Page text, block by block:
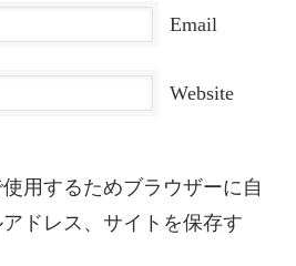
Email
Website
用するためブラウザーに自
ドレス、サイトを保存す